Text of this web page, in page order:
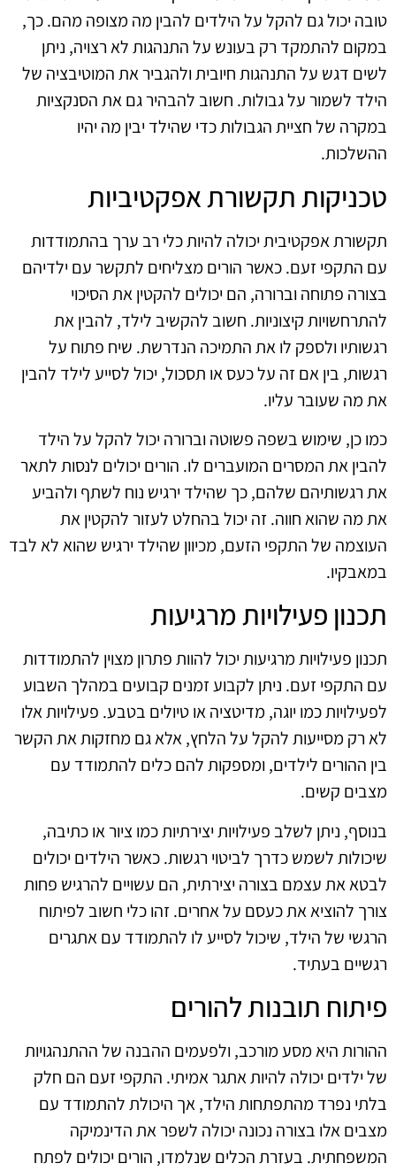
טובה יכול גם להקל על הילדים להבין מה מצופה מהם. כך,
במקום להתמקד רק בעונש על התנהגות לא רצויה, ניתן
לשים דגש על התנהגות חיובית ולהגביר את המוטיבציה של
הילד לשמור על גבולות. חשוב להבהיר גם את הסנקציות
במקרה של חציית הגבולות כדי שהילד יבין מה יהיו
ההשלכות.
טכניקות תקשורת אפקטיביות
תקשורת אפקטיבית יכולה להיות כלי רב ערך בהתמודדות
עם התקפי זעם. כאשר הורים מצליחים לתקשר עם ילדיהם
בצורה פתוחה וברורה, הם יכולים להקטין את הסיכוי
להתרחשויות קיצוניות. חשוב להקשיב לילד, להבין את
רגשותיו ולספק לו את התמיכה הנדרשת. שיח פתוח על
רגשות, בין אם זה על כעס או תסכול, יכול לסייע לילד להבין
את מה שעובר עליו.
כמו כן, שימוש בשפה פשוטה וברורה יכול להקל על הילד
להבין את המסרים המועברים לו. הורים יכולים לנסות לתאר
את רגשותיהם שלהם, כך שהילד ירגיש נוח לשתף ולהביע
את מה שהוא חווה. זה יכול בהחלט לעזור להקטין את
העוצמה של התקפי הזעם, מכיוון שהילד ירגיש שהוא לא לבד
במאבקיו.
תכנון פעילויות מרגיעות
תכנון פעילויות מרגיעות יכול להוות פתרון מצוין להתמודדות
עם התקפי זעם. ניתן לקבוע זמנים קבועים במהלך השבוע
לפעילויות כמו יוגה, מדיטציה או טיולים בטבע. פעילויות אלו
לא רק מסייעות להקל על הלחץ, אלא גם מחזקות את הקשר
בין ההורים לילדים, ומספקות להם כלים להתמודד עם
מצבים קשים.
בנוסף, ניתן לשלב פעילויות יצירתיות כמו ציור או כתיבה,
שיכולות לשמש כדרך לביטוי רגשות. כאשר הילדים יכולים
לבטא את עצמם בצורה יצירתית, הם עשויים להרגיש פחות
צורך להוציא את כעסם על אחרים. זהו כלי חשוב לפיתוח
הרגשי של הילד, שיכול לסייע לו להתמודד עם אתגרים
רגשיים בעתיד.
פיתוח תובנות להורים
ההורות היא מסע מורכב, ולפעמים ההבנה של ההתנהגויות
של ילדים יכולה להיות אתגר אמיתי. התקפי זעם הם חלק
בלתי נפרד מהתפתחות הילד, אך היכולת להתמודד עם
מצבים אלו בצורה נכונה יכולה לשפר את הדינמיקה
המשפחתית. בעזרת הכלים שנלמדו, הורים יכולים לפתח